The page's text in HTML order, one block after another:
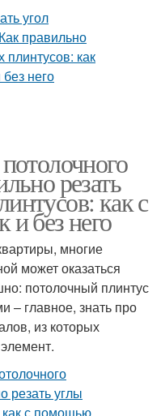
резать
как с
без него
многие
может оказаться
потолочный плинтус
– главное, знать про
из которых